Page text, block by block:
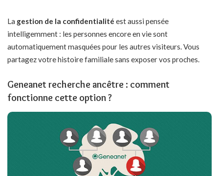
La gestion de la confidentialité est aussi pensée
intelligemment : les personnes encore en vie sont
automatiquement masquées pour les autres visiteurs. Vous
partagez votre histoire familiale sans exposer vos proches.
Geneanet recherche ancêtre : comment
fonctionne cette option ?